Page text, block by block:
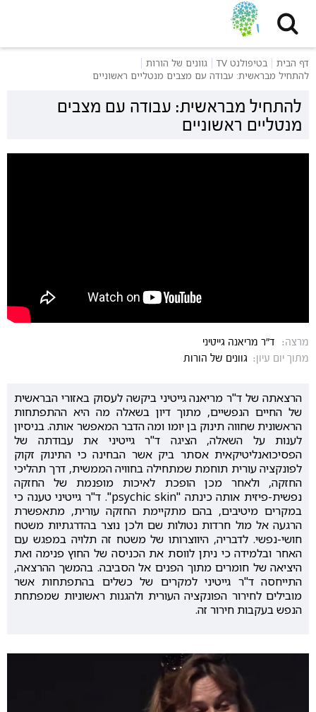
דף הבית בטיפולנט TV
גוונים של הורות
להתחיל מבראשית: עבודה עם מצבים מנטליים ראשוניים
להתחיל מבראשית: עבודה עם מצבים
מנטליים ראשוניים
מרצה:
ד"ר מריאנה גייטיני
מתוך יום עיון: גוונים של הורות
הרצאתה של ד"ר מריאנה גייטיני ביקשה לעסוק באזורי הבראשית
של החיים הנפשיים, מתוך דיון בשאלה מה היא ההתפתחות
הראשונית שחווה תינוק בן יומו ומה הדבר המאפשר אותה. בניסיון
לענות על השאלה, הציגה ד"ר גייטיני את עבודתה של
הפסיכואנליטיקאית אסתר ביק אשר הבחינה כי התינוק זקוק
לפונקציה עורית תוחמת שמתחילה בחוויה הממשית, דרך תהליכי
החזקה, ולאחר מכן הופכת לאיכות מופנמת של החזקה
נפשית-פיזית אותה כינתה "psychic skin". ד"ר גייטיני טענה כי
במקרים מיטיבים, בהם מתקיימת החזקה עורית, מתאפשרת
הרגעה אל מול חרדות נטולות שם ולכן נוצר בהדרגתיות משטח
חושי-נפשי. לדבריה, היווצרותו של משטח זה תלויה במפגש עם
האחר ובלמידה כי ניתן לווסת את הכניסה של החוץ פנימה ואת
היציאה של חומרים מתוך הפנים אל הסביבה. בהמשך ההרצאה,
התייחסה ד"ר גייטיני למקרים של כשלים בהתפתחות אשר
מובילים לחירור הפונקציה העורית ולהגנות ראשוניות שמפתחת
הנפש בעקבות חירור זה.